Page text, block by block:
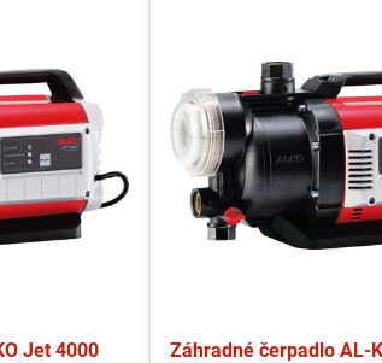
Jet 4000
Záhradné čerpadlo AL-